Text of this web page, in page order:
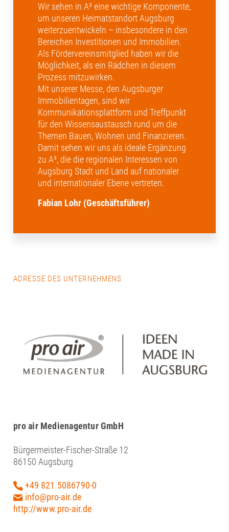
Wir sehen in A³ eine wichtige Komponente,
um unseren Heimatstandort Augsburg
weiterzuentwickeln – insbesondere in den
Bereichen Investitionen und Immobilien.
Als Fördervereinsmitglied haben wir die
Möglichkeit, als ein Rädchen in diesem
Prozess mitzuwirken.
Mit unserer Messe, den Augsburger
Immobilientagen, sind wir
Kommunikationsplattform und Treffpunkt
für den Wissensaustausch rund um die
Themen Bauen, Wohnen und Finanzieren.
Damit sehen wir uns als ideale Ergänzung
zu A³, die die regionalen Interessen von
Augsburg Stadt und Land auf nationaler
und internationaler Ebene vertreten.
Fabian Lohr (Geschäftsführer)
ADRESSE DES UNTERNEHMENS
pro air Medienagentur GmbH
Bürgermeister-Fischer-Straße 12
86150 Augsburg
+49 821 5086790-0
info@pro-air.de
http://www.pro-air.de